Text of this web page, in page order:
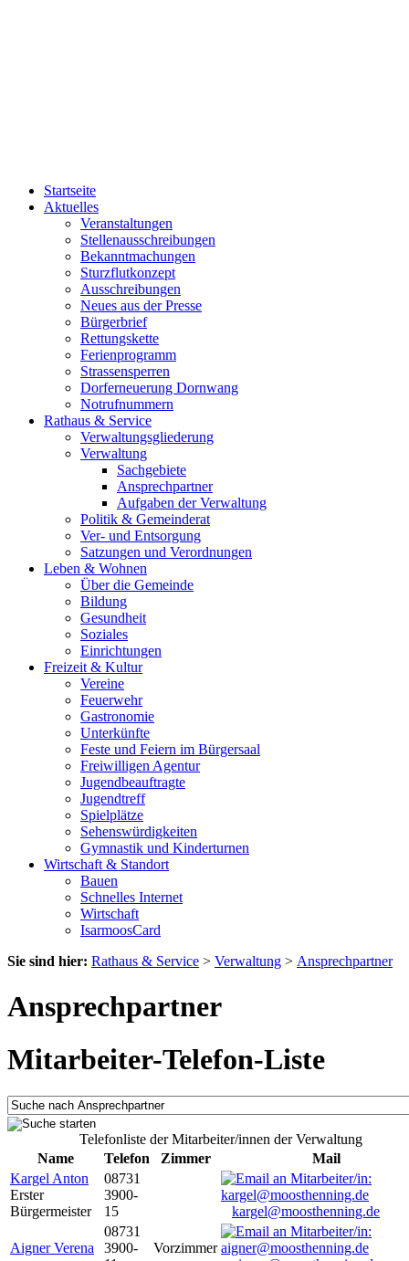
Startseite
Aktuelles
Veranstaltungen
Stellenausschreibungen
Bekanntmachungen
Sturzflutkonzept
Ausschreibungen
Neues aus der Presse
Bürgerbrief
Rettungskette
Ferienprogramm
Strassensperren
Dorferneuerung Dornwang
Notrufnummern
Rathaus & Service
Verwaltungsgliederung
Verwaltung
Sachgebiete
Ansprechpartner
Aufgaben der Verwaltung
Politik & Gemeinderat
Ver- und Entsorgung
Satzungen und Verordnungen
Leben & Wohnen
Über die Gemeinde
Bildung
Gesundheit
Soziales
Einrichtungen
Freizeit & Kultur
Vereine
Feuerwehr
Gastronomie
Unterkünfte
Feste und Feiern im Bürgersaal
Freiwilligen Agentur
Jugendbeauftragte
Jugendtreff
Spielplätze
Sehenswürdigkeiten
Gymnastik und Kinderturnen
Wirtschaft & Standort
Bauen
Schnelles Internet
Wirtschaft
IsarmoosCard
Sie sind hier: Rathaus & Service > Verwaltung > Ansprechpartner
Ansprechpartner
Mitarbeiter-Telefon-Liste
Telefonliste der Mitarbeiter/innen der Verwaltung
Name
Telefon Zimmer
Mail
Kargel Anton
Erster
Bürgermeister
08731
3900-
15
kargel@moosthenning.de
Aigner Verena
08731
3900-
Vorzimmer